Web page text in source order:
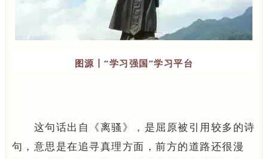
图源丨“学习强国”学习平台
这句话出自《离骚》，是屈原被引用较多的诗
句，意思是在追寻真理方面，前方的道路还很漫